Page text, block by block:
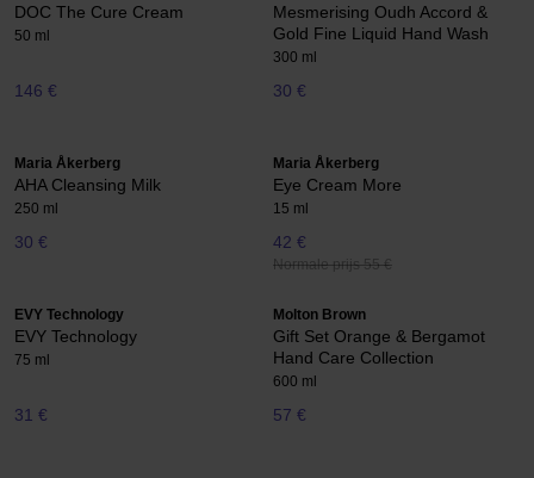
DOC The Cure Cream
50 ml
146 €
Mesmerising Oudh Accord &
Gold Fine Liquid Hand Wash
300 ml
30 €
Maria Åkerberg
AHA Cleansing Milk
250 ml
30 €
Maria Åkerberg
Eye Cream More
15 ml
42 €
Normale prijs 55 €
EVY Technology
EVY Technology
75 ml
31 €
Molton Brown
Gift Set Orange & Bergamot
Hand Care Collection
600 ml
57 €